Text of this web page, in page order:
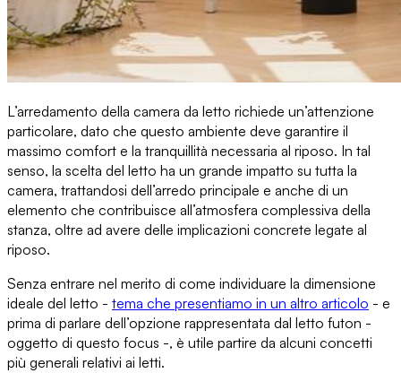
L’arredamento della camera da letto richiede un’attenzione
particolare, dato che questo ambiente deve garantire il
massimo comfort e la tranquillità necessaria al riposo. In tal
senso, la scelta del letto ha un grande impatto su tutta la
camera, trattandosi dell’arredo principale e anche di un
elemento che contribuisce all’atmosfera complessiva della
stanza, oltre ad avere delle implicazioni concrete legate al
riposo.
Senza entrare nel merito di come individuare la dimensione
ideale del letto - tema che presentiamo in un altro articolo - e
prima di parlare dell’opzione rappresentata dal letto futon -
oggetto di questo focus -, è utile partire da alcuni concetti
più generali relativi ai letti.